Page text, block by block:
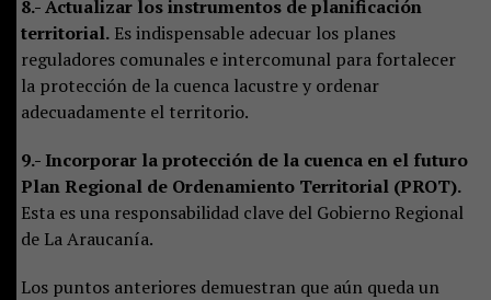
8.- Actualizar los instrumentos de planificación
territorial.Es indispensable adecuar los planes
reguladores comunales e intercomunal para fortalecer
la protección de la cuenca lacustre y ordenar
adecuadamente el territorio.
9.- Incorporar la protección de la cuenca en el futuro
Plan Regional de Ordenamiento Territorial (PROT).
Esta es una responsabilidad clave del Gobierno Regional
de La Araucanía.
Los puntos anteriores demuestran que aún queda un